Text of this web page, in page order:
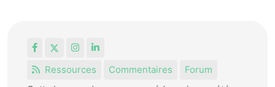
FacebookInstagram
LinkedIn
Ressources
Commentaires
Forum